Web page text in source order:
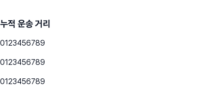
누적 운송 거리
0123456789
0123456789
0123456789